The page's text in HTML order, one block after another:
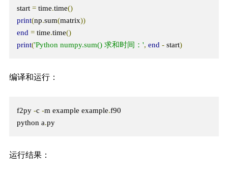
start = time.time()
print(np.sum(matrix))
end = time.time()
print('Python numpy.sum() 求和时间：', end - start)
编译和运行：
f2py -c -m example example.f90
python a.py
运行结果：